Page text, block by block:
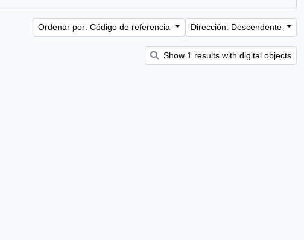
Ordenar por: Código de referencia Dirección: Descendente
Show 1 results with digital objects